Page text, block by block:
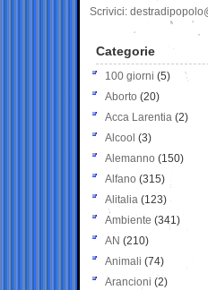
Scrivici:
Categorie
100 giorni (5)
Aborto (20)
Acca Larentia (2)
Alcool (3)
Alemanno (150)
Alfano (315)
Alitalia (123)
Ambiente (341)
AN (210)
Animali (74)
Arancioni (2)